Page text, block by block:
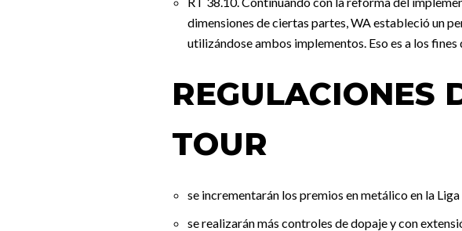
dimensiones de ciertas partes, WA estableció un
utilizándose ambos implementos. Eso es a los
REGULACIONES
TOUR
se incrementarán los premios en metálico en la
se realizarán más controles de dopaje y con